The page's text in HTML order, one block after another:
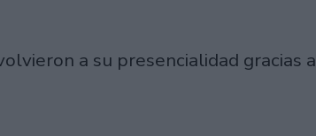
a su presencialidad gracias a